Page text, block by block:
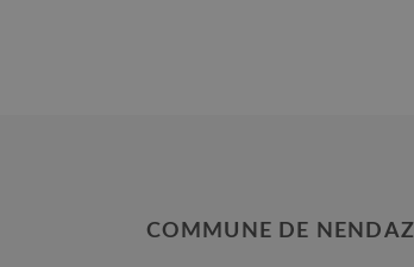
COMMUNE DE NENDAZ